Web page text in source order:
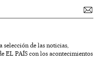
selección de las noticias,
EL PAÍS con los acontecimientos